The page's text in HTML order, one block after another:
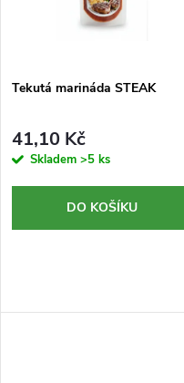
Tekutá marináda STEAK
41,10 Kč
Skladem >5 ks
DO KOŠÍKU